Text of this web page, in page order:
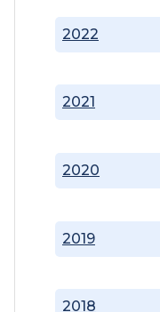
2018
2019
2020
2021
2022